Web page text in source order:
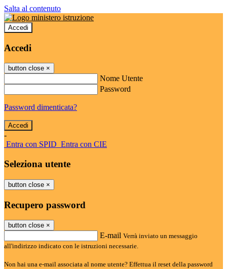
Salta al contenuto
Accedi
Accedi
button close ×
Nome Utente
Password
Password dimenticata?
-
Entra con SPID Entra con CIE
Seleziona utente
button close ×
Recupero password
button close ×
E-mail Verrà inviato un messaggio
all'indirizzo indicato con le istruzioni necessarie.
Non hai una e-mail associata al nome utente? Effettua il reset della password